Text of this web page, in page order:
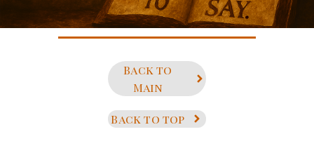
Back to
Main
Back to top